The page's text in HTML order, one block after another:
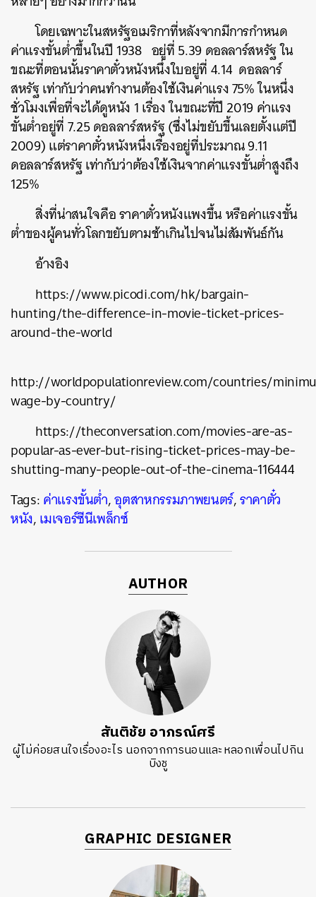
โดยเฉพาะในสหรัฐอเมริกาที่หลังจากมีการกำหนด
ค่าแรงขั้นต่ำขึ้นในปี1938 อยู่ที่5.39ดอลลาร์สหรัฐใน
ขณะที่ตอนนั้นราคาตั๋วหนังหนึ่งใบอยู่ที่4.14 ดอลลาร์
สหรัฐเท่ากับว่าคนทำงานต้องใช้เงินค่าแรง75%ในหนึ่ง
ชั่วโมงเพื่อที่จะได้ดูหนัง1เรื่องในขณะที่ปี 2019ค่าแรง
ขั้นต่ำอยู่ที่7.25ดอลลาร์สหรัฐ(ซึ่งไม่ขยับขึ้นเลยตั้งแต่ปี
2009)แต่ราคาตั๋วหนังหนึ่งเรื่องอยู่ที่ประมาณ9.11
ดอลลาร์สหรัฐเท่ากับว่าต้องใช้เงินจากค่าแรงขั้นต่ำสูงถึง
125%
สิ่งที่น่าสนใจคือราคาตั๋วหนังแพงขึ้นหรือค่าแรงขั้น
ต่ำของผู้คนทั่วโลกขยับตามช้าเกินไปจนไม่สัมพันธ์กัน
อ้างอิง
https://www.picodi.com/hk/bargain-
hunting/the-difference-in-movie-ticket-prices-
around-the-world
http://worldpopulationreview.com/countries/
wage-by-country/
https://theconversation.com/movies-are-as-
popular-as-ever-but-rising-ticket-prices-may-be-
shutting-many-people-out-of-the-cinema-116444
Tags:ค่าแรงขั้นต่ำ,อุตสาหกรรมภาพยนตร์,ราคาตั๋ว
หนัง,เมเจอร์ซีนีเพล็กซ์
AUTHOR
สันติชัย อาภรณ์ศรี
ผู้ไม่ค่อยสนใจเรื่องอะไร นอกจากการนอนและหลอกเพื่อนไปกิน
บิงชู
GRAPHIC DESIGNER
SHARE TWEET LINE EMAIL